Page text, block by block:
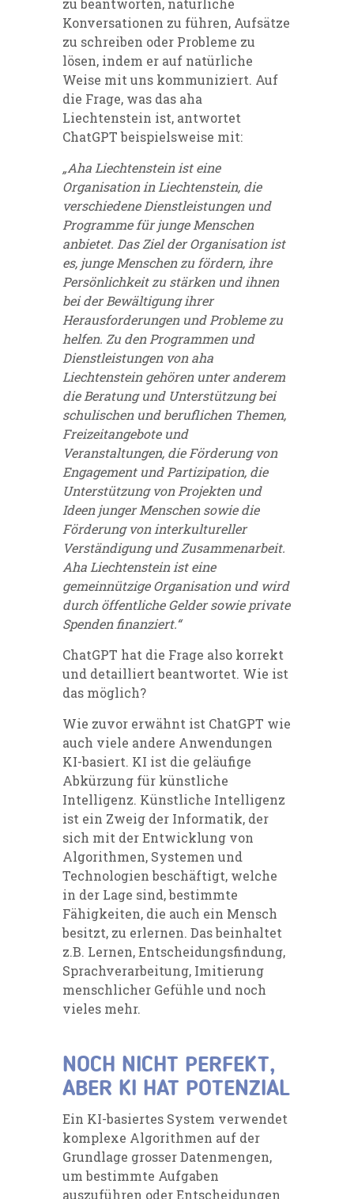
zu beantworten, natürliche
Konversationen zu führen, Aufsätze
zu schreiben oder Probleme zu
lösen, indem er auf natürliche
Weise mit uns kommuniziert. Auf
die Frage, was das aha
Liechtenstein ist, antwortet
ChatGPT beispielsweise mit:
„Aha Liechtenstein ist eine
Organisation in Liechtenstein, die
verschiedene Dienstleistungen und
Programme für junge Menschen
anbietet. Das Ziel der Organisation ist
es, junge Menschen zu fördern, ihre
Persönlichkeit zu stärken und ihnen
bei der Bewältigung ihrer
Herausforderungen und Probleme zu
helfen. Zu den Programmen und
Dienstleistungen von aha
Liechtenstein gehören unter anderem
die Beratung und Unterstützung bei
schulischen und beruflichen Themen,
Freizeitangebote und
Veranstaltungen, die Förderung von
Engagement und Partizipation, die
Unterstützung von Projekten und
Ideen junger Menschen sowie die
Förderung von interkultureller
Verständigung und Zusammenarbeit.
Aha Liechtenstein ist eine
gemeinnützige Organisation und wird
durch öffentliche Gelder sowie private
Spenden finanziert.“
ChatGPT hat die Frage also korrekt
und detailliert beantwortet. Wie ist
das möglich?
Wie zuvor erwähnt ist ChatGPT wie
auch viele andere Anwendungen
KI-basiert. KI ist die geläufige
Abkürzung für künstliche
Intelligenz. Künstliche Intelligenz
ist ein Zweig der Informatik, der
sich mit der Entwicklung von
Algorithmen, Systemen und
Technologien beschäftigt, welche
in der Lage sind, bestimmte
Fähigkeiten, die auch ein Mensch
besitzt, zu erlernen. Das beinhaltet
z.B. Lernen, Entscheidungsfindung,
Sprachverarbeitung, Imitierung
menschlicher Gefühle und noch
vieles mehr.
NOCH NICHT PERFEKT,
ABER KI HAT POTENZIAL
Ein KI-basiertes System verwendet
komplexe Algorithmen auf der
Grundlage grosser Datenmengen,
um bestimmte Aufgaben
auszuführen oder Entscheidungen